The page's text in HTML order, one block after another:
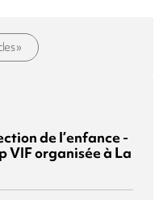
»
de l’enfance -
VIF organisée à La